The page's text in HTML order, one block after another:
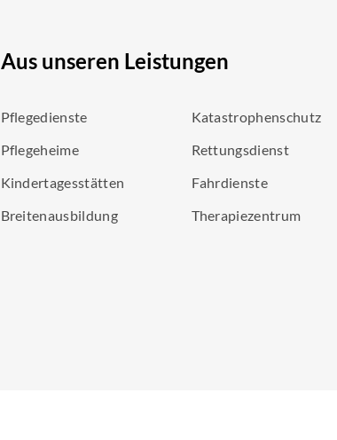
Aus unseren Leistungen
Pflegedienste
Pflegeheime
Kindertagesstätten
Breitenausbildung
Katastrophenschutz
Rettungsdienst
Fahrdienste
Therapiezentrum